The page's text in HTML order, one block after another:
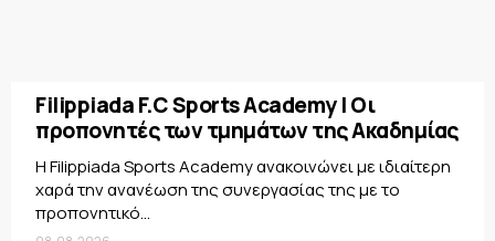
Filippiada F.C Sports Academy | Οι
προπονητές των τμημάτων της Ακαδημίας
Η Filippiada Sports Academy ανακοινώνει με ιδιαίτερη
χαρά την ανανέωση της συνεργασίας της με το
προπονητικό...